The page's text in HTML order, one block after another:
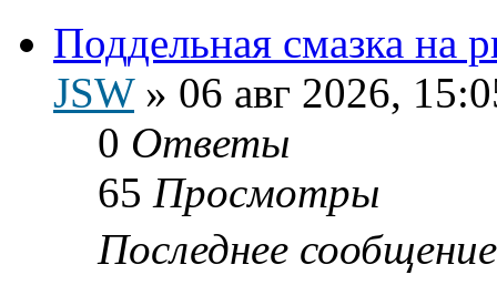
Поддельная смазка на
JSW» 06 авг 2026,
0 Ответы
65 Просмотры
Последнее